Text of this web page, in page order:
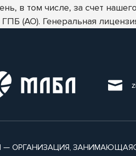
в том числе, за счет
(АО). Генеральная
— ОРГАНИЗАЦИЯ,